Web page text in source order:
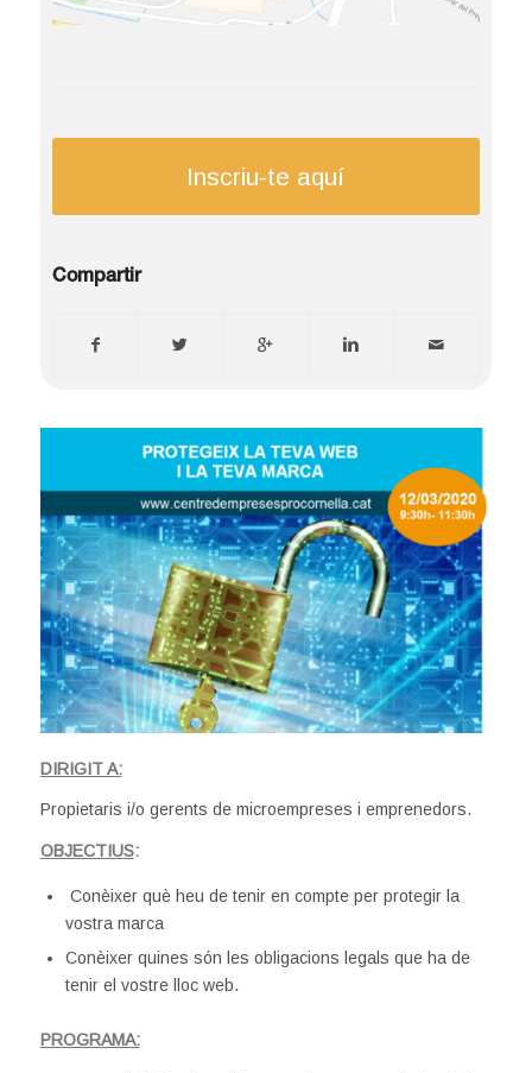
Inscriu-te aquí
Compartir
DIRIGIT A:
Propietaris i/o gerents de microempreses i emprenedors.
OBJECTIUS:
Conèixer què heu de tenir en compte per protegir la
vostra marca
Conèixer quines són les obligacions legals que ha de
tenir el vostre lloc web.
PROGRAMA: